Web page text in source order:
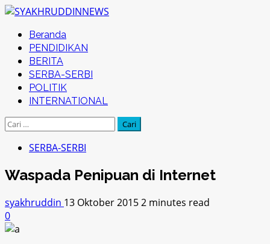
Skip
content
Primary
Menu
Beranda
PENDIDIKAN
BERITA
SERBA-SERBI
POLITIK
INTERNATIONAL
Cari
SERBA-SERBI
Waspada Penipuan di Internet
syakhruddin 13 Oktober 20152 minutes read
0